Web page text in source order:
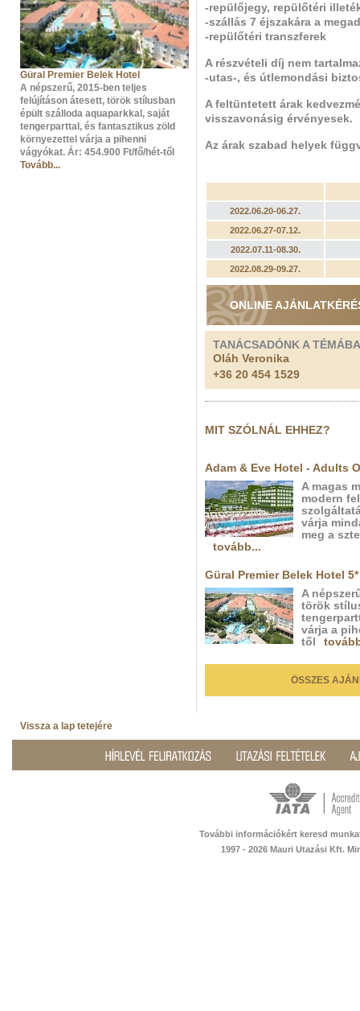
Güral Premier Belek Hotel
A népszerű, 2015-ben teljes
felújításon átesett, török stílusban
épült szálloda aquaparkkal, saját
tengerparttal, és fantasztikus zöld
környezettel várja a pihenni
vágyókat. Ár: 454.900 Ft/fő/hét-től
Tovább...
-repülőjegy, repülőtéri
-szállás 7 éjszakára a
-repülőtéri transzferek
A részvételi díj nem
-utas-, és útlemondási
A feltüntetett árak
visszavonásig érvényesek.
Az árak szabad helyek
2022.06.20-06.27.
2022.06.27-07.12.
2022.07.11-08.30.
2022.08.29-09.27.
ONLINE
TANÁCSADÓNK A
Oláh Veronika
+36 20 454 1529
MIT SZÓLNÁL EHHEZ?
Adam & Eve Hotel - Adults
A magas
modern
várja
meg a
tovább...
Güral Premier Belek Hotel 5*
A
török
várja a
től
ÖSSZES
Vissza a lap tetejére
További információkért keresd
1997 - 2026 Mauri Utazási Kft.